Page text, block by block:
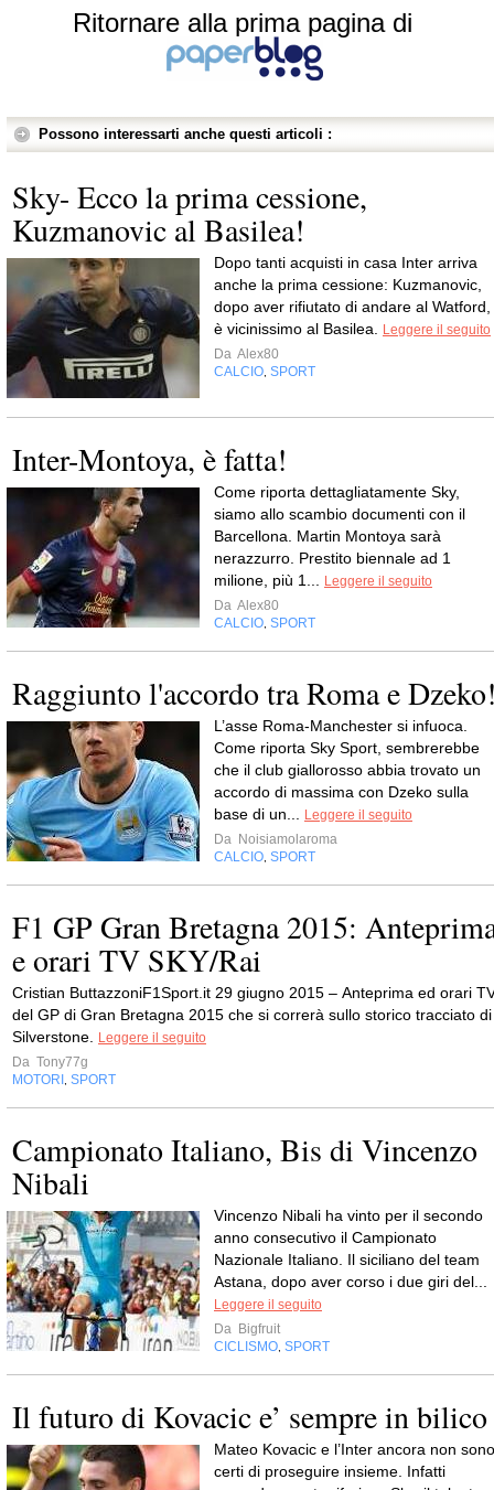
Ritornare alla prima pagina di
Possono interessarti anche questi articoli :
Sky- Ecco la prima cessione,
Kuzmanovic al Basilea!
Dopo tanti acquisti in casa Inter arriva
anche la prima cessione: Kuzmanovic,
dopo aver rifiutato di andare al Watford,
è vicinissimo al Basilea.
Leggere il seguito
Da Alex80
CALCIO SPORT
Inter-Montoya, è fatta!
Come riporta dettagliatamente Sky,
siamo allo scambio documenti con il
Barcellona. Martin Montoya sarà
nerazzurro. Prestito biennale ad 1
milione, più 1...
Leggere il seguito
Da Alex80
CALCIO SPORT
Raggiunto l'accordo tra Roma e
L’asse Roma-Manchester si infuoca.
Come riporta Sky Sport, sembrerebbe
che il club giallorosso abbia trovato un
accordo di massima con Dzeko sulla
base di un...
Leggere il seguito
Da Noisiamolaroma
CALCIO SPORT
F1 GP Gran Bretagna 2015:
e orari TV SKY/Rai
Cristian ButtazzoniF1Sport.it 29 giugno 2015 – Anteprima ed orari
del GP di Gran Bretagna 2015 che si correrà sullo storico tracciato di
Silverstone.
Leggere il seguito
Da Tony77g
MOTORI
SPORT
Campionato Italiano, Bis di Vincenzo
Nibali
Vincenzo Nibali ha vinto per il secondo
anno consecutivo il Campionato
Nazionale Italiano. Il siciliano del team
Astana, dopo aver corso i due giri del...
Leggere il seguito
Da Bigfruit
CICLISMO SPORT
Il futuro di Kovacic e’ sempre in bilico
Mateo Kovacic e l’Inter ancora non sono
certi di proseguire insieme. Infatti